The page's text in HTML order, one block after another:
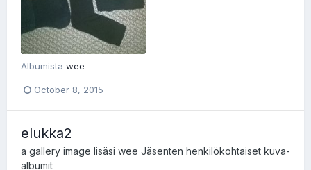
Albumista wee
October 8, 2015
elukka2
a gallery image lisäsi wee Jäsenten henkilökohtaiset kuva-
albumit